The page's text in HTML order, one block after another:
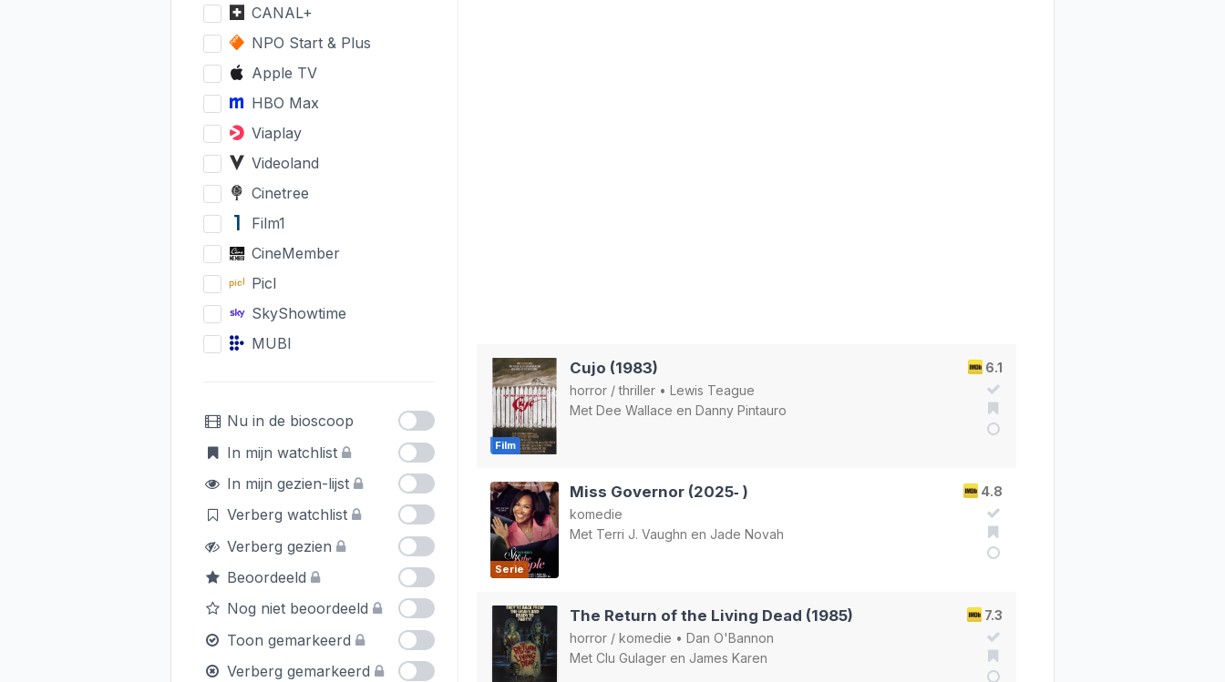
CANAL+
NPO Start & Plus
Apple TV
HBO Max
Viaplay
Videoland
Cinetree
Film1
CineMember
Picl
SkyShowtime
MUBI
Nu in de bioscoop
In mijn watchlist
In mijn gezien-lijst
Verberg watchlist
Verberg gezien
Beoordeeld
Nog niet beoordeeld
Toon gemarkeerd
Verberg gemarkeerd
Film
6.1
Cujo (1983)
horror /thriller • Lewis Teague
Met Dee Wallace en Danny Pintauro
Serie
4.8
Miss Governor (2025‑ )
komedie
Met Terri J. Vaughn en Jade Novah
7.3
The Return of the Living Dead (1985)
horror / komedie • Dan O'Bannon
Met Clu Gulager en James Karen